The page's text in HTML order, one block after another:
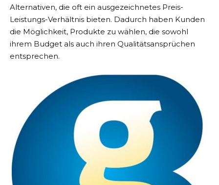
Alternativen, die oft ein ausgezeichnetes Preis-
Leistungs-Verhältnis bieten. Dadurch haben Kunden
die Möglichkeit, Produkte zu wählen, die sowohl
ihrem Budget als auch ihren Qualitätsansprüchen
entsprechen.